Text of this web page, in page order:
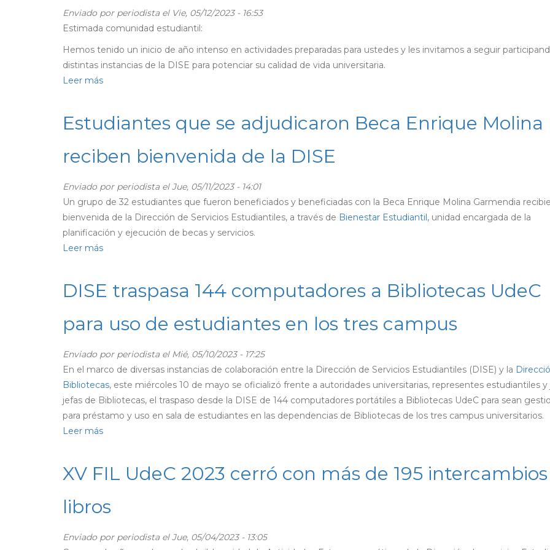
dental
de
terceros
molares
Enviado por periodista el Vie, 05/12/2023 - 16:53
Estimada comunidad estudiantil:
Hemos tenido un inicio de año intenso en actividades preparadas para ustedes y les invitamos a seguir
distintas instancias de la DISE para potenciar su calidad de vida universitaria.
Leer más
revisar
edición
abril
del
boletín
"Tu
Estudiantes que se adjudicaron Beca Enrique Molina
reciben bienvenida de la DISE
Enviado por periodista el Jue, 05/11/2023 - 14:01
Un grupo de 32 estudiantes que fueron beneficiados y beneficiadas con la Beca Enrique Molina Garmendia
bienvenida de la Dirección de Servicios Estudiantiles, a través de Bienestar Estudiantil, unidad encargada de la
planificación y ejecución de becas y servicios.
Leer más
se
Beca
Molina
reciben
bienvenida
de
la
DISE traspasa 144 computadores a Bibliotecas UdeC
para uso de estudiantes en los tres campus
Enviado por periodista el Mié, 05/10/2023 - 17:25
En el marco de diversas instancias de colaboración entre la Dirección de Servicios Estudiantiles (DISE) y la
Bibliotecas, este miércoles 10 de mayo se oficializó frente a autoridades universitarias, representes estudiantiles y
jefas de Bibliotecas, el traspaso desde la DISE de 144 computadores portátiles a Bibliotecas UdeC para sean
para préstamo y uso en sala de estudiantes en las dependencias de Bibliotecas de los tres campus universitarios.
Leer más
144
a
UdeC
XV FIL UdeC 2023 cerró con más de 195
libros
Enviado por periodista el Jue, 05/04/2023 - 13:05